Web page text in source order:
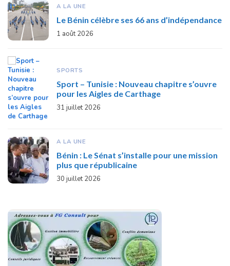
A LA UNE
Le Bénin célèbre ses 66 ans d’indépendance
1 août 2026
SPORTS
Sport – Tunisie : Nouveau chapitre s’ouvre
pour les Aigles de Carthage
31 juillet 2026
A LA UNE
Bénin : Le Sénat s’installe pour une mission
plus que républicaine
30 juillet 2026